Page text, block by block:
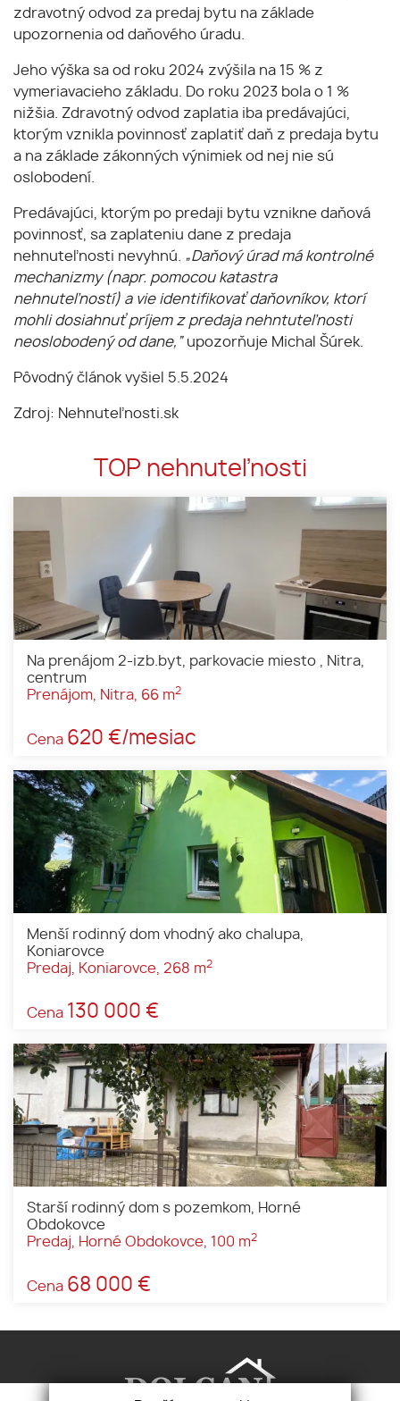
zdravotný odvod za predaj bytu na základe
upozornenia od daňového úradu.
Jeho výška sa od roku 2024 zvýšila na 15 % z
vymeriavacieho základu. Do roku 2023 bola o 1 %
nižšia. Zdravotný odvod zaplatia iba predávajúci,
ktorým vznikla povinnosť zaplatiť daň z predaja bytu
a na základe zákonných výnimiek od nej nie sú
oslobodení.
Predávajúci, ktorým po predaji bytu vznikne daňová
povinnosť, sa zaplateniu dane z predaja
nehnuteľnosti nevyhnú.
„Daňový úrad má kontrolné
mechanizmy (napr. pomocou katastra
nehnuteľností) a vie identifikovať daňovníkov, ktorí
mohli dosiahnuť príjem z predaja nehntuteľnosti
neoslobodený od dane,” upozorňuje Michal Šúrek.
Pôvodný článok vyšiel 5.5.2024
Zdroj: Nehnuteľnosti.sk
TOP nehnuteľnosti
Na prenájom 2-izb.byt, parkovacie miesto , Nitra,
centrum
Prenájom, Nitra, 66 m2
Cena 620 €/mesiac
Menší rodinný dom vhodný ako chalupa,
Koniarovce
Predaj, Koniarovce, 268 m2
Cena 130 000 €
Starší rodinný dom s pozemkom, Horné
Obdokovce
Predaj, Horné Obdokovce, 100 m2
Cena 68 000 €